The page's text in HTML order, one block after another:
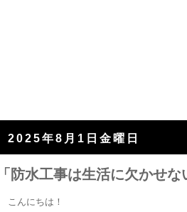
2025年8月1日金曜日
「防水工事は生活に欠かせ
こんにちは！